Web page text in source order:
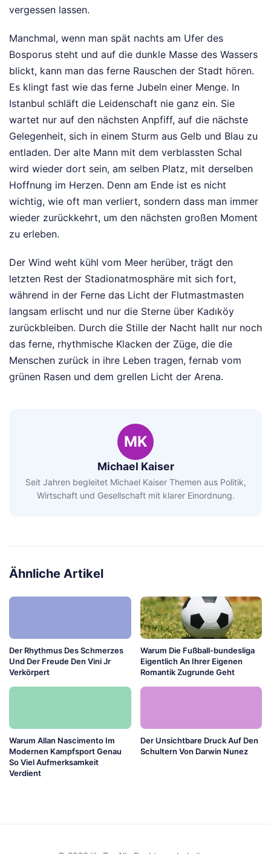
vergessen lassen.
Manchmal, wenn man spät nachts am Ufer des
Bosporus steht und auf die dunkle Masse des Wassers
blickt, kann man das ferne Rauschen der Stadt hören.
Es klingt fast wie das ferne Jubeln einer Menge. In
Istanbul schläft die Leidenschaft nie ganz ein. Sie
wartet nur auf den nächsten Anpfiff, auf die nächste
Gelegenheit, sich in einem Sturm aus Gelb und Blau zu
entladen. Der alte Mann mit dem verblassten Schal
wird wieder dort sein, am selben Platz, mit derselben
Hoffnung im Herzen. Denn am Ende ist es nicht
wichtig, wie oft man verliert, sondern dass man immer
wieder zurückkehrt, um den nächsten großen Moment
zu erleben.
Der Wind weht kühl vom Meer herüber, trägt den
letzten Rest der Stadionatmosphäre mit sich fort,
während in der Ferne das Licht der Flutmastmasten
langsam erlischt und nur die Sterne über Kadıköy
zurückbleiben. Durch die Stille der Nacht hallt nur noch
das ferne, rhythmische Klacken der Züge, die die
Menschen zurück in ihre Leben tragen, fernab vom
grünen Rasen und dem grellen Licht der Arena.
MK
Michael Kaiser
Seit Jahren begleitet Michael Kaiser Themen aus Politik,
Wirtschaft und Gesellschaft mit klarer Einordnung.
Ähnliche Artikel
Der Rhythmus Des Schmerzes
Und Der Freude Den Vini Jr
Verkörpert
Warum Die Fußball-bundesliga
Eigentlich An Ihrer Eigenen
Romantik Zugrunde Geht
Warum Allan Nascimento Im
Modernen Kampfsport Genau
So Viel Aufmerksamkeit
Verdient
Der Unsichtbare Druck Auf Den
Schultern Von Darwin Nunez